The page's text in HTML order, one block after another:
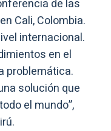
de las
Cali, Colombia.
internacional.
en el
problemática.
solución que
el mundo”,